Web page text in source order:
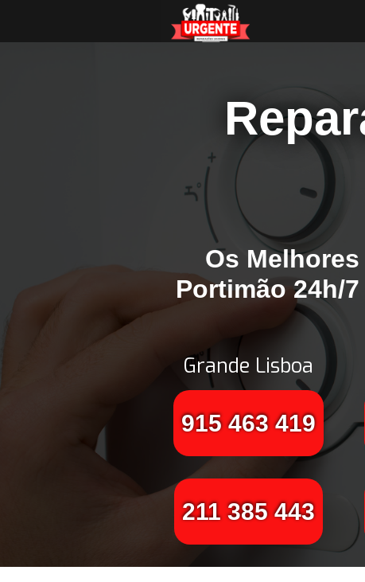
Os
Portimão 24h/
Grande Lisboa
915 463 419
211 385 443